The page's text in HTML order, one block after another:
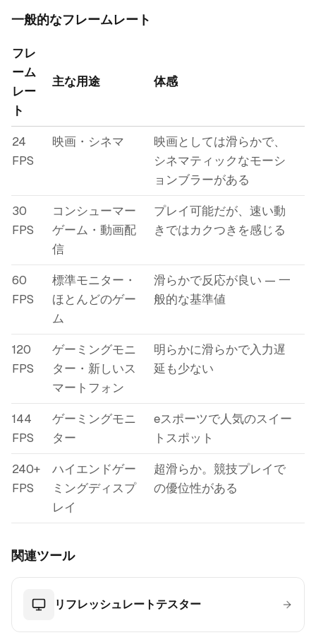
一般的なフレームレート
フレ
ーム
レー
ト
主な用途 体感
24
FPS
映画・シネマ
映画としては滑らかで、
シネマティックなモーシ
ョンブラーがある
30
FPS
コンシューマー
ゲーム・動画配
信
プレイ可能だが、速い動
きではカクつきを感じる
60
FPS
標準モニター・
ほとんどのゲー
ム
滑らかで反応が良い — 一
般的な基準値
120
FPS
ゲーミングモニ
ター・新しいス
マートフォン
明らかに滑らかで入力遅
延も少ない
144
FPS
ゲーミングモニ
ター
eスポーツで人気のスイー
トスポット
240+
FPS
ハイエンドゲー
ミングディスプ
レイ
超滑らか。競技プレイで
の優位性がある
関連ツール
リフレッシュレートテスター